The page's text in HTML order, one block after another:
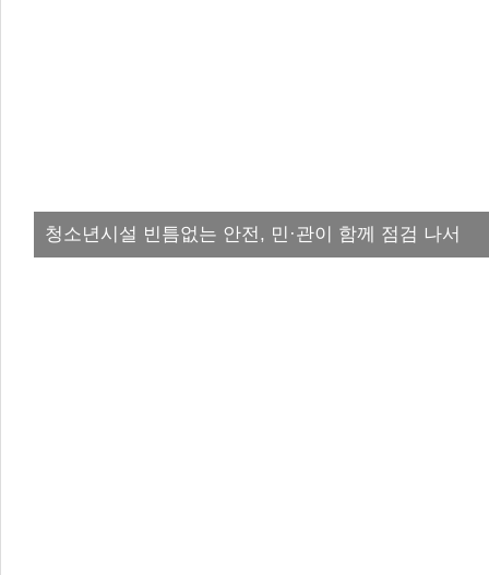
청소년시설 빈틈없는 안전, 민·관이 함께 점검 나서